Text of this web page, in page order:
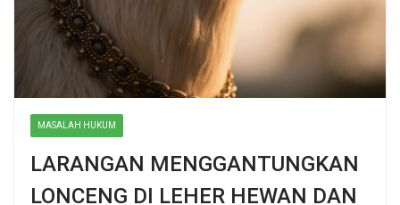
MASALAH HUKUM
LARANGAN MENGGANTUNGKAN
LONCENG DI LEHER HEWAN DAN